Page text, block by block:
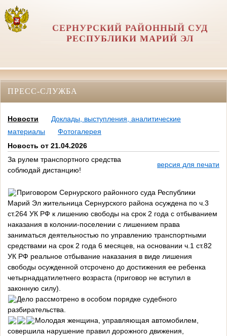
СЕРНУРСКИЙ РАЙОННЫЙ СУД
РЕСПУБЛИКИ МАРИЙ ЭЛ
ПРЕСС-СЛУЖБА
Новости
Доклады, выступления, аналитические
материалы
Фотогалерея
Новость от 21.04.2026
За рулем транспортного средства
соблюдай дистанцию!
версия для печати
Приговором Сернурского районного суда Республики
Марий Эл жительница Сернурского района осуждена по ч.3
ст.264 УК РФ к лишению свободы на срок 2 года с отбыванием
наказания в колонии-поселении с лишением права
заниматься деятельностью по управлению транспортными
средствами на срок 2 года 6 месяцев, на основании ч.1 ст.82
УК РФ реальное отбывание наказания в виде лишения
свободы осужденной отсрочено до достижения ее ребенка
четырнадцатилетнего возраста (приговор не вступил в
законную силу).
Дело рассмотрено в особом порядке судебного
разбирательства.
Молодая женщина, управляющая автомобилем,
совершила нарушение правил дорожного движения,